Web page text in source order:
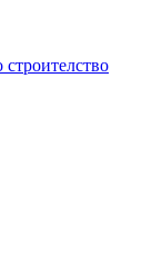
строителство